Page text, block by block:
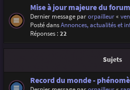
Mise à jour majeure du
Dernier message parorpailleur«
Posté dansAnnonces, actualités et
Réponses :22
Sujets
Record du monde -